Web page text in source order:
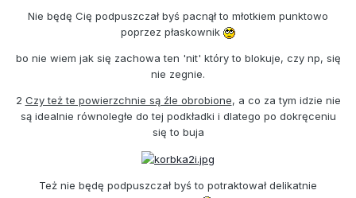
Nie będę Cię podpuszczał byś pacnął to młotkiem punktowo
poprzez płaskownik
bo nie wiem jak się zachowa ten 'nit' który to blokuje, czy np, się
nie zegnie.
2 Czy też te powierzchnie są źle obrobione, a co za tym idzie nie
są idealnie równoległe do tej podkładki i dlatego po dokręceniu
się to buja
Też nie będę podpuszczał byś to potraktował delikatnie